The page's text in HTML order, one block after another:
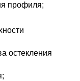
профиля;
остекления